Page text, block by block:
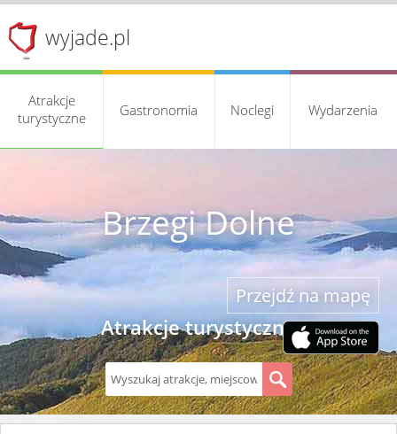
wyjade.pl
Atrakcje
turystyczne
Gastronomia Noclegi Wydarzenia
Brzegi Dolne
Atrakcje turystyczne
Przejdź na mapę